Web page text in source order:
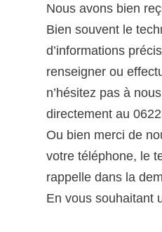
Nous avons bien
Bien souvent le
d’informations
renseigner ou
n’hésitez pas à
directement au
Ou bien merci de
votre téléphone, le
rappelle dans la
En vous souhaitant